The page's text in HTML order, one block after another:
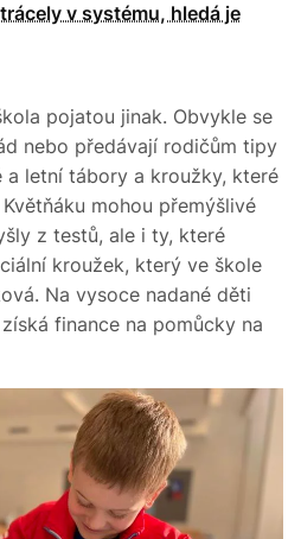
v systému, hledá je
pojatou jinak. Obvykle se
nebo předávají rodičům tipy
a letní tábory a kroužky, které
mohou přemýšlivé
z testů, ale i ty, které
kroužek, který ve škole
Na vysoce nadané děti
finance na pomůcky na